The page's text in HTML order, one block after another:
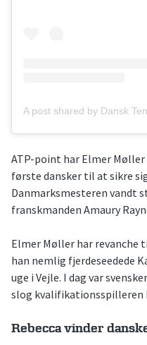
A post shared by Dansk
ATP-point har Elmer Møller
første dansker til at sikre
Danmarksmesteren vandt
franskmanden Amaury
Elmer Møller har revanche
han nemlig fjerdeseedede
uge i Vejle. I dag var
slog kvalifikationsspilleren
Rebecca vinder